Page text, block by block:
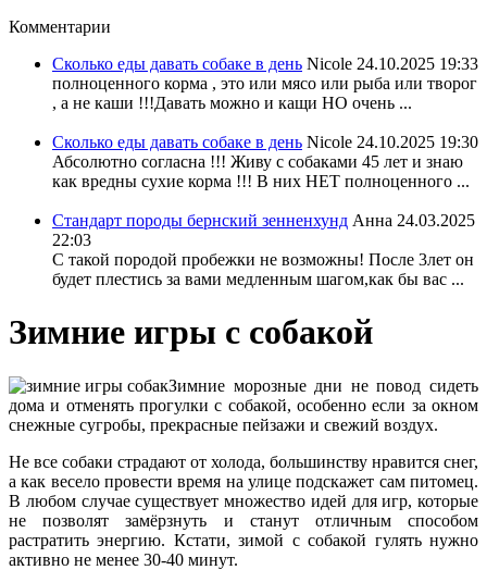
Комментарии
Сколько еды давать собаке в день Nicole 24.10.2025 19:33
полноценного корма , это или мясо или рыба или творог
, а не каши !!!Давать можно и кащи НО очень ...
Сколько еды давать собаке в день Nicole 24.10.2025 19:30
Абсолютно согласна !!! Живу с собаками 45 лет и знаю
как вредны сухие корма !!! В них НЕТ полноценного ...
Стандарт породы бернский зенненхунд Анна 24.03.2025
22:03
С такой породой пробежки не возможны! После 3лет он
будет плестись за вами медленным шагом,как бы вас ...
Зимние игры с собакой
Зимние морозные дни не повод сидеть
дома и отменять прогулки с собакой, особенно если за окном
снежные сугробы, прекрасные пейзажи и свежий воздух.
Не все собаки страдают от холода, большинству нравится снег,
а как весело провести время на улице подскажет сам питомец.
В любом случае существует множество идей для игр, которые
не позволят замёрзнуть и станут отличным способом
растратить энергию. Кстати, зимой с собакой гулять нужно
активно не менее 30-40 минут.